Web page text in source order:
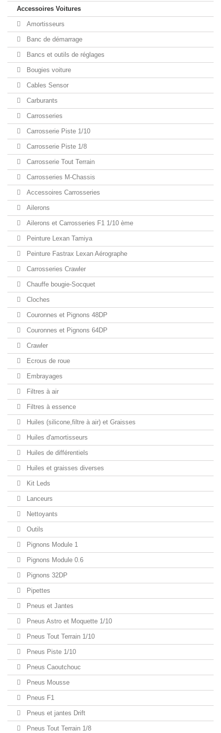
Accessoires Voitures
Amortisseurs
Banc de démarrage
Bancs et outils de réglages
Bougies voiture
Cables Sensor
Carburants
Carrosseries
Carrosserie Piste 1/10
Carrosserie Piste 1/8
Carrosserie Tout Terrain
Carrosseries M-Chassis
Accessoires Carrosseries
Ailerons
Ailerons et Carrosseries F1 1/10 ème
Peinture Lexan Tamiya
Peinture Fastrax Lexan Aérographe
Carrosseries Crawler
Chauffe bougie-Socquet
Cloches
Couronnes et Pignons 48DP
Couronnes et Pignons 64DP
Crawler
Ecrous de roue
Embrayages
Filtres à air
Filtres à essence
Huiles (silicone,filtre à air) et Graisses
Huiles d'amortisseurs
Huiles de différentiels
Huiles et graisses diverses
Kit Leds
Lanceurs
Nettoyants
Outils
Pignons Module 1
Pignons Module 0.6
Pignons 32DP
Pipettes
Pneus et Jantes
Pneus Astro et Moquette 1/10
Pneus Tout Terrain 1/10
Pneus Piste 1/10
Pneus Caoutchouc
Pneus Mousse
Pneus F1
Pneus et jantes Drift
Pneus Tout Terrain 1/8